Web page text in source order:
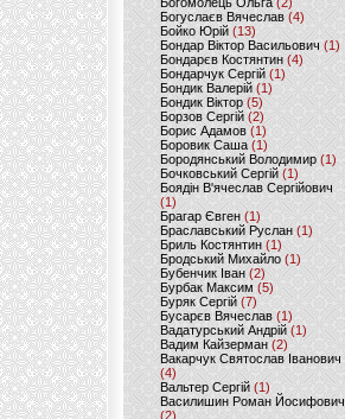
Богуслаєв Вячеслав (4)
Бойко Юрій (13)
Бондар Віктор Васильович (1)
Бондарєв Костянтин (4)
Бондарчук Сергій(1)
Бондик Валерій (1)
Бондик Віктор(5)
Борзов Сергiй (2)
Борис Адамов(1)
Боровик Саша (1)
Бородянський Володимир (1)
Бочковський Сергій (1)
Боядін В'ячеслав Сергійович
(1)
Брагар Євген (1)
Браславський Руслан (1)
Бриль Костянтин (1)
Бродський Михайло (1)
Бубенчик Іван(2)
Бурбак Максим (5)
Буряк Сергій (7)
Бусарєв Вячеслав (1)
Вадатурський Андрій (1)
Вадим Кайзерман (2)
Вакарчук Святослав Іванович
(4)
Вальтер Сергій (1)
Василишин Роман Йосифович
(2)